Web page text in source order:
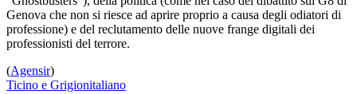
Genova che non si riesce ad aprire proprio a causa degli odiatori di
professione) e del reclutamento delle nuove frange digitali dei
professionisti del terrore.
(Agensir)
Ticino e Grigionitaliano